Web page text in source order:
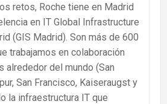
retos, Roche tiene en Madrid
en IT Global Infrastructure
(GIS Madrid). Son más de 600
trabajamos en colaboración
alrededor del mundo (San
San Francisco, Kaiseraugst y
la infraestructura IT que